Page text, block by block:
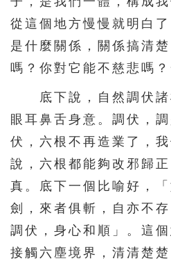
從這個地方慢慢就明白
是什麼關係，關係搞清
嗎？你對它能不慈悲嗎？
底下說，自然調伏諸
眼耳鼻舌身意。調伏，
伏，六根不再造業了，
說，六根都能夠改邪歸
真。底下一個比喻好，
劍，來者俱斬，自亦不
調伏，身心和順」。這
接觸六塵境界，清清楚